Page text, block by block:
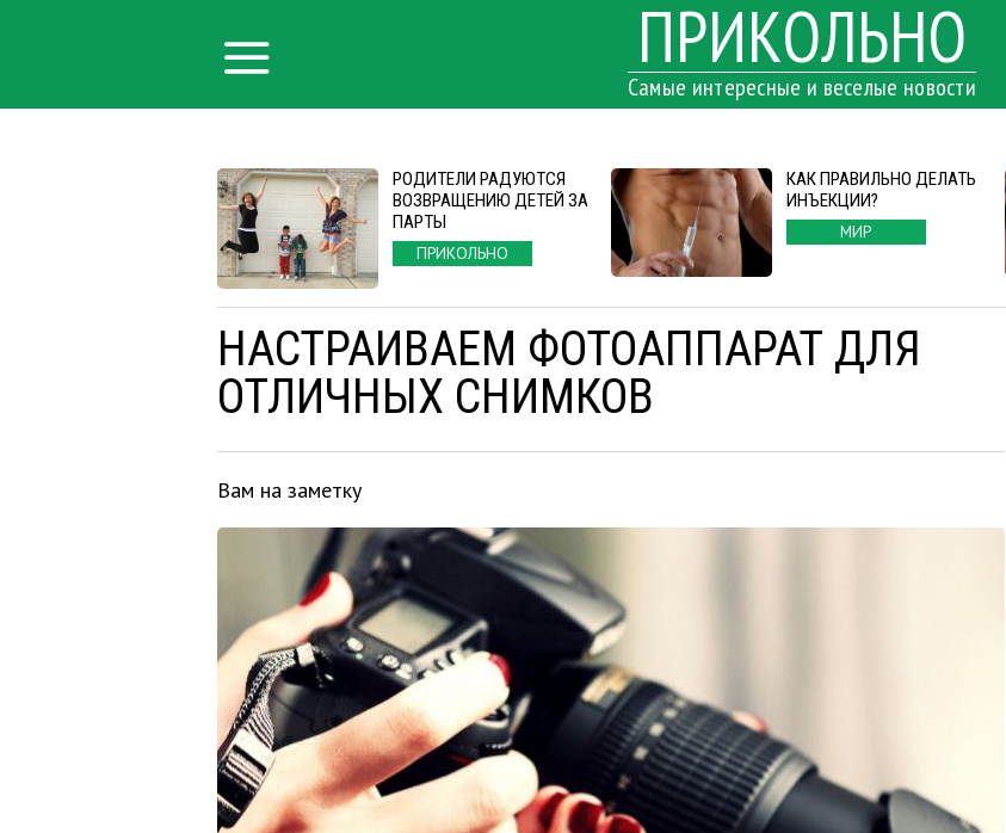
ПРИКОЛЬНО
Самые интересные и веселые новости
РОДИТЕЛИ РАДУЮТСЯ
ВОЗВРАЩЕНИЮ ДЕТЕЙ ЗА
ПАРТЫ
ПРИКОЛЬНО
КАК ПРАВИЛЬНО ДЕЛАТЬ
ИНЪЕКЦИИ?
МИР
НАСТРАИВАЕМ ФОТОАППАРАТ ДЛЯ
ОТЛИЧНЫХ СНИМКОВ
Вам на заметку